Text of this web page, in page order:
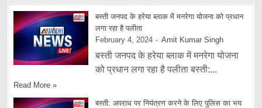
बस्ती जनपद के हरेया ब्लाक में मनरेगा योजना को प्रधान
लगा रहा है पलीता
February 4, 2024
Amit Kumar Singh
बस्ती जनपद के हरेया ब्लाक में मनरेगा योजना
को प्रधान लगा रहा है पलीता बस्ती:...
Read More »
बस्ती: अपराध पर नियंत्रण करने के लिए पुलिस का भय